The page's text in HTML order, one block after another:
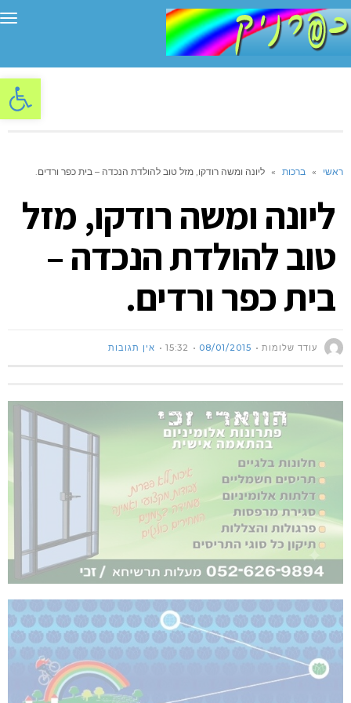
פתח
ראשי » ברכות » ליונה ומשה רודקו, מזל טוב להולדת הנכדה – בית כפר ורדים.
ליונה ומשה רודקו, מזל
טוב להולדת הנכדה –
בית כפר ורדים.
עודד שלומות 08/01/2015
15:32 אין תגובות